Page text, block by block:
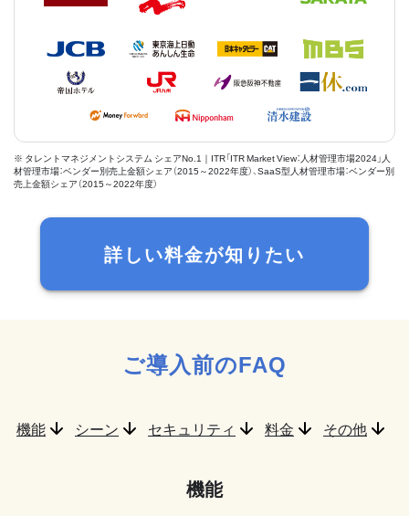
※ タレントマネジメントシステム シェアNo.1｜ITR「ITR Market View：人材管理市場2024」人
材管理市場：ベンダー別売上金額シェア（2015～2022年度）、SaaS型人材管理市場：ベンダー別
売上金額シェア（2015～2022年度）
詳しい料金が知りたい
ご導入前のFAQ
機能 シーン セキュリティ 料金 その他
機能